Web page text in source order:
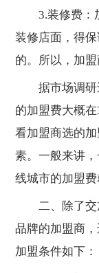
3.装修费：加
装修店面，得
的。所以，加
据市场调研
的加盟费大概
看加盟商选的
素。一般来讲
线城市的加盟费
二、除了交
品牌的加盟商
加盟条件如下：